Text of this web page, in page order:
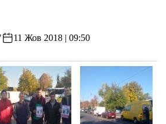
11 Жов 2018 | 09:50